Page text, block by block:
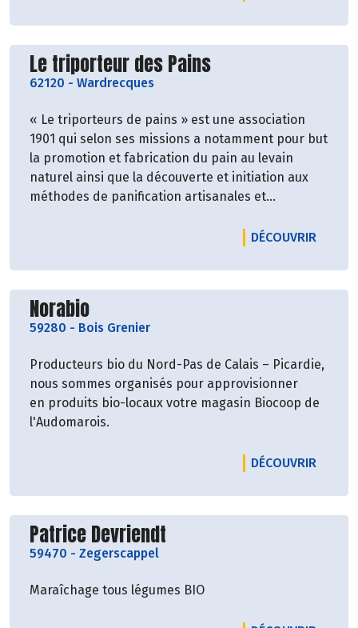
Découvrir le producteur
Le triporteur des Pains
62120 - Wardrecques
« Le triporteurs de pains » est une association
1901 qui selon ses missions a notamment pour but
la promotion et fabrication du pain au levain
naturel ainsi que la découverte et initiation aux
méthodes de panification artisanales et
DÉCOUVRIR
Découvrir le producteur
Norabio
59280 - Bois Grenier
Producteurs bio du Nord-Pas de Calais – Picardie,
nous sommes organisés pour approvisionner
en produits bio-locaux votre magasin Biocoop de
l'Audomarois.
DÉCOUVRIR
Découvrir le producteur
Patrice Devriendt
59470 - Zegerscappel
Maraîchage tous légumes BIO